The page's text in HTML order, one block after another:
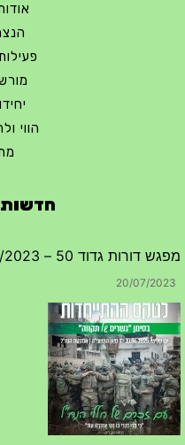
הווי
חדשות
טקס ההתיחדות עם החללים לשנת 2025 – 10 יוני
27/05/2025